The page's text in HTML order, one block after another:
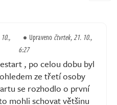
Upravenočtvrtek, 21. 10.,
6:27
, po celou dobu byl
ze třetí osoby
se rozhodlo o první
mohli schovat většinu